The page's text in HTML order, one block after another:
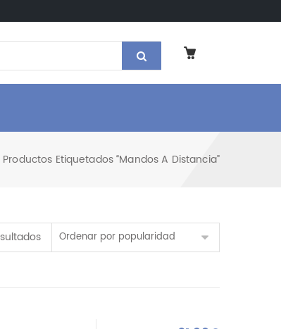
Productos Etiquetados “mandos A Distancia”
Ordenar por popularidad
Ordenado por popularidad